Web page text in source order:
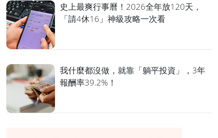
史上最爽行事曆！2026全年放120天，
「請4休16」神級攻略一次看
我什麼都沒做，就靠「躺平投資」，3年
報酬率39.2%！